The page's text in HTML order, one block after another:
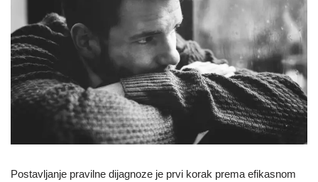
Postavljanje pravilne dijagnoze je prvi korak prema efikasnom